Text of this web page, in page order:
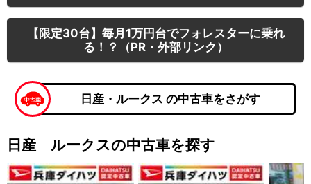
【限定30台】毎月1万円台でフォレスターに乗れ
る！？（PR・外部リンク）
日産・ルークス の中古車をさがす
日産 ルークスの中古車を探す